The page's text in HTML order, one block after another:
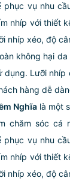
vụ nhu
nhíp với thiết
nhíp xéo, độ
không hại
dụng. Lưỡi
hàng dễ
Nghĩa là một
chăm sóc cá
vụ nhu
nhíp với thiết
nhíp xéo, độ